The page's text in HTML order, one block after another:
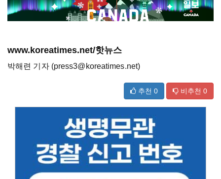
www.koreatimes.net/핫뉴스
박해련 기자 (press3@koreatimes.net)
추천 0 비추천 0